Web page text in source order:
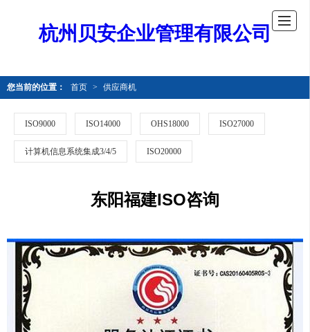
杭州贝安企业管理有限公司
您当前的位置： 首页 > 供应商机
ISO9000 ISO14000 OHS18000 ISO27000
计算机信息系统集成3/4/5 ISO20000
东阳福建ISO咨询